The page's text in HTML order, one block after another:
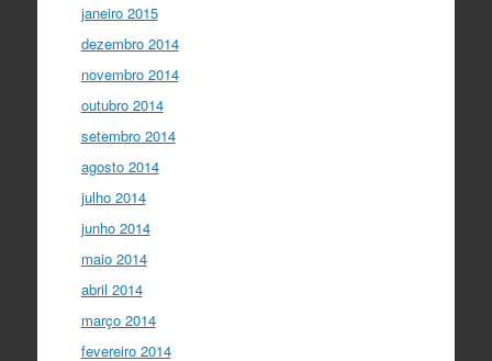
janeiro 2015
dezembro 2014
novembro 2014
outubro 2014
setembro 2014
agosto 2014
julho 2014
junho 2014
maio 2014
abril 2014
março 2014
fevereiro 2014